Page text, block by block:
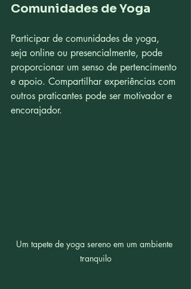
Comunidades de Yoga
Participar de comunidades de yoga,
seja online ou presencialmente, pode
proporcionar um senso de pertencimento
e apoio. Compartilhar experiências com
outros praticantes pode ser motivador e
encorajador.
Um tapete de yoga sereno em um ambiente
tranquilo